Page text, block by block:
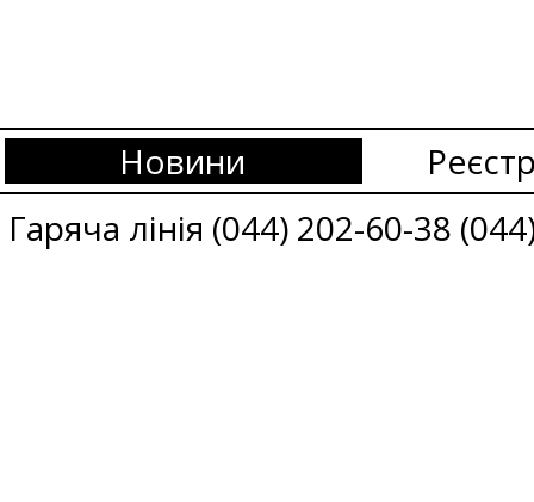
Новини
Гаряча лінія (044) 202-60-38